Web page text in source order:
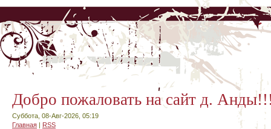
Добро пожаловать на сайт д.
Суббота, 08-Авг-2026, 05:19
Главная | RSS